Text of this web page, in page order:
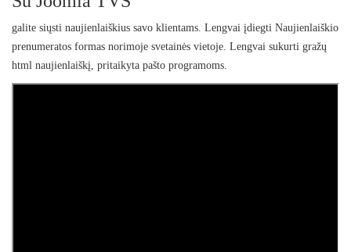
galite siųsti naujienlaiškius savo klientams. Lengvai įdiegti Naujienlaiškio
prenumeratos formas norimoje svetainės vietoje. Lengvai sukurti gražų
html naujienlaiškį, pritaikyta pašto programoms.